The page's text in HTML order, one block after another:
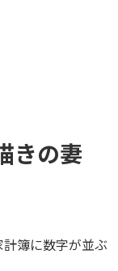
きの妻
簿に数字が並ぶ